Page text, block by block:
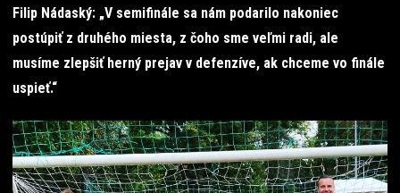
Filip Nádaský: „V semifinále sa nám podarilo nakoniec
postúpiť z druhého miesta, z čoho sme veľmi radi, ale
musíme zlepšiť herný prejav v defenzíve, ak chceme vo finále
uspieť.“